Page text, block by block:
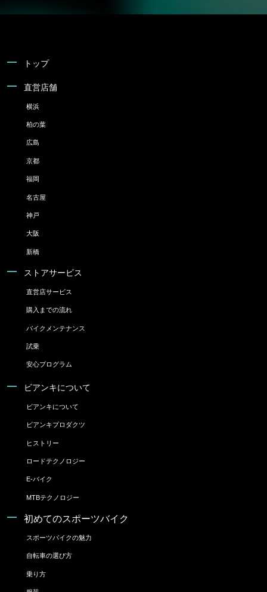
トップ
直営店舗
横浜
柏の葉
広島
京都
福岡
名古屋
神戸
大阪
新橋
ストアサービス
直営店サービス
購入までの流れ
バイクメンテナンス
試乗
安心プログラム
ビアンキについて
ビアンキについて
ビアンキプロダクツ
ヒストリー
ロードテクノロジー
E-バイク
MTBテクノロジー
初めてのスポーツバイク
スポーツバイクの魅力
自転車の選び方
乗り方